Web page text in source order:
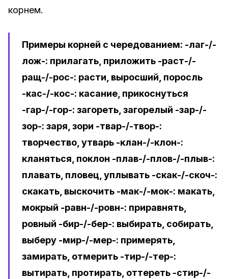
корнем.
Примеры корней с чередованием: -лаг-/-
лож-: прилагать, приложить -раст-/-
ращ-/-рос-: расти, выросший, поросль
-кас-/-кос-: касание, прикоснуться
-гар-/-гор-: загореть, загорелый -зар-/-
зор-: заря, зори -твар-/-твор-:
творчество, утварь -клан-/-клон-:
кланяться, поклон -плав-/-плов-/-плыв-:
плавать, пловец, уплывать -скак-/-скоч-:
скакать, выскочить -мак-/-мок-: макать,
мокрый -равн-/-ровн-: приравнять,
ровный -бир-/-бер-: выбирать, собирать,
выберу -мир-/-мер-: примерять,
замирать, отмерить -тир-/-тер-:
вытирать, протирать, оттереть -стир-/-